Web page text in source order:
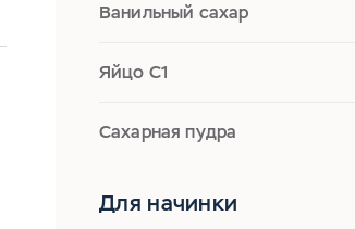
Ванильный сахар
Яйцо С1
Сахарная пудра
Для начинки